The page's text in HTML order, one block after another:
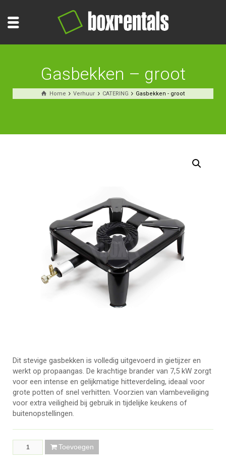
Gasbekken – groot
Home Verhuur CATERING Gasbekken - groot
Dit stevige gasbekken is volledig uitgevoerd in gietijzer en
werkt op propaangas. De krachtige brander van 7,5 kW zorgt
voor een intense en gelijkmatige hitteverdeling, ideaal voor
grote potten of snel verhitten. Voorzien van vlambeveiliging
voor extra veiligheid bij gebruik in tijdelijke keukens of
buitenopstellingen.
Toevoegen